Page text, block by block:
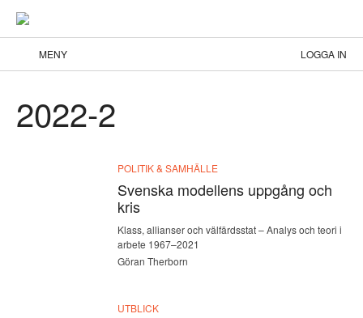
MENY LOGGA IN
2022-2
POLITIK & SAMHÄLLE
Svenska modellens uppgång och
kris
Klass, allianser och välfärdsstat – Analys och teori i
arbete 1967–2021
Göran Therborn
UTBLICK